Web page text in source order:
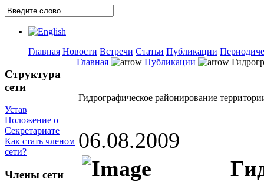
Главная Новости Встречи Статьи Публикации
Структура
сети
Устав
Положение о
Секретариате
Как стать членом
сети?
Члены сети
Главная Публикации
Гидрографическое районирование
06.08.2009